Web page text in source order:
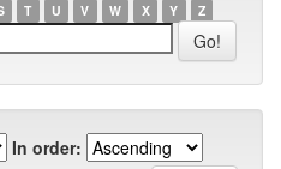
T U V W X Y Z
In order: